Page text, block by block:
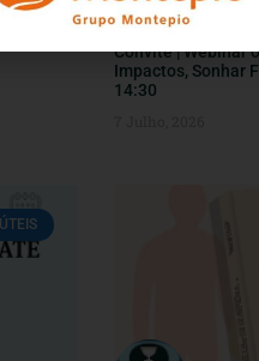
Convite | Webinar
Impactos, Sonhar
14:30